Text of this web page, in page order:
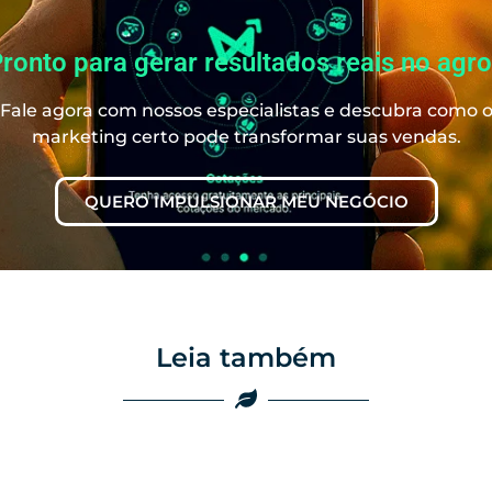
para gerar resultados reais no
Fale agora com nossos especialistas e descubra como o
marketing certo pode transformar suas vendas.
QUERO IMPULSIONAR MEU NEGÓCIO
Leia também